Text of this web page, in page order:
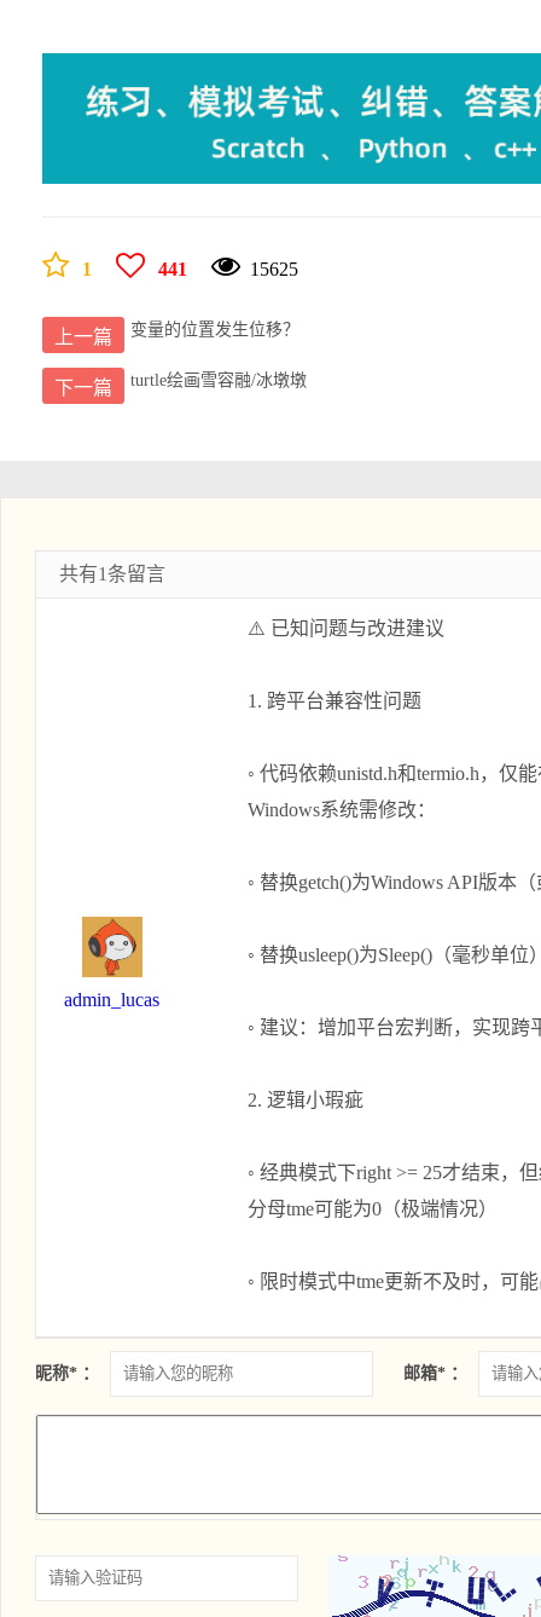
cout << "    开始后，你需要用最快的速度按下黑色数字按键。"
cout << "    游戏共有 3 种模式: 1.经典模式 2.限时模式 3.无尽
cout << "    1.经典模式: 在最短时间内完成25次按键任务" <<
    cout << "    3.无尽模式: 不限时，按错为止" << endl;
    cout << "    按下对应数字(1~3)我们就开始了~" << endl;
    cout << "    *注意：请将输入法改为英文！" << endl;
cout << "
    srand(time(0));
    int right = 0; // 按键次数
    int start = time(0); // 开始时间
    cout << "\033c" << flush;
        // 结束游戏 1.经典模式 25次 2.限时模式 30s
        if (mode == 2 && tme >= 30) break;
        int r = rand() % 4 + 1;
        if (r == ch - '0') // 按键正确
        }
        else // 按键错误
            print(ch-'0', "red");
1 441 15625
上一篇 变量的位置发生位移？
下一篇 turtle绘画雪容融/冰墩墩
共有1条留言
admin_lucas
⚠️ 已知问题与改进建议
1. 跨平台兼容性问题
◦ 代码依赖unistd.h和termio.h，仅
Windows系统需修改：
◦ 替换getch()为Windows API版本
◦ 替换usleep()为Sleep()（毫秒单位
◦ 建议：增加平台宏判断，实现跨
2. 逻辑小瑕疵
◦ 经典模式下right >= 25才结束，
分母tme可能为0（极端情况）
◦ 限时模式中tme更新不及时，可
昵称* ： 邮箱* ：